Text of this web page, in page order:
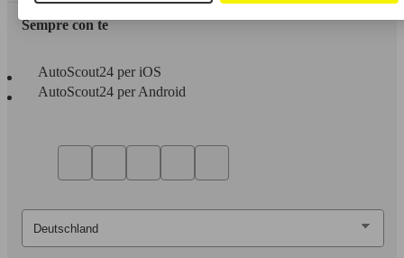
Sempre con te
AutoScout24 per iOS
AutoScout24 per Android